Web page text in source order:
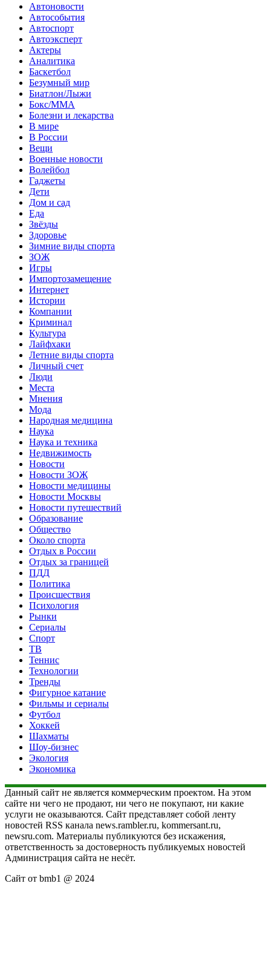
Автоновости
Автособытия
Автоспорт
Автоэксперт
Актеры
Аналитика
Баскетбол
Безумный мир
Биатлон/Лыжи
Бокс/MMA
Болезни и лекарства
В мире
В России
Вещи
Военные новости
Волейбол
Гаджеты
Дети
Дом и сад
Еда
Звёзды
Здоровье
Зимние виды спорта
ЗОЖ
Игры
Импортозамещение
Интернет
Истории
Компании
Криминал
Культура
Лайфхаки
Летние виды спорта
Личный счет
Люди
Места
Мнения
Мода
Народная медицина
Наука
Наука и техника
Недвижимость
Новости
Новости ЗОЖ
Новости медицины
Новости Москвы
Новости путешествий
Образование
Общество
Около спорта
Отдых в России
Отдых за границей
ПДД
Политика
Происшествия
Психология
Рынки
Сериалы
Спорт
ТВ
Теннис
Технологии
Тренды
Фигурное катание
Фильмы и сериалы
Футбол
Хоккей
Шахматы
Шоу-бизнес
Экология
Экономика
Данный сайт не является коммерческим проектом. На этом
сайте ни чего не продают, ни чего не покупают, ни какие
услуги не оказываются. Сайт представляет собой ленту
новостей RSS канала news.rambler.ru, kommersant.ru,
newsru.com. Материалы публикуются без искажения,
ответственность за достоверность публикуемых новостей
Администрация сайта не несёт.
Сайт от bmb1 @ 2024